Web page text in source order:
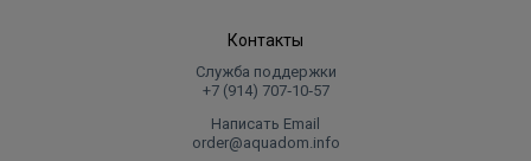
Контакты
Служба поддержки
+7 (914) 707‑10‑57
Написать Email
order@aquadom.info